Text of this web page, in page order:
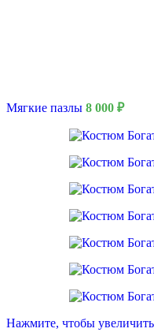
Мягкие пазлы 8 000 ₽
Нажмите, чтобы увеличить